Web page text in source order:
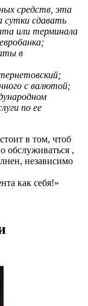
средств, эта
сутки сдавать
или терминала
в
с валютой;
по ее
в том, чтоб
обслуживаться ,
независимо
как себя!»